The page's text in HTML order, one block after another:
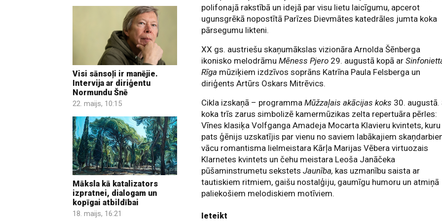
Visi sānsoļi ir manējie.
Intervija ar diriģentu
Normundu Šnē
22. maijs, 10:15
Māksla kā katalizators
izpratnei, dialogam un
kopīgai atbildībai
18. maijs, 16:21
polifonajā rakstībā un idejā par visu lietu laicīgumu, apcerot
ugunsgrēkā nopostītā Parīzes Dievmātes katedrāles jumta koka
pārsegumu likteni.
XX gs. austriešu skaņumākslas vizionāra Arnolda Šēnberga
ikonisko melodrāmuMēness Pjero 29. augustā kopā ar
Rīga mūziķiem izdzīvos soprāns Katrīna Paula Felsberga un
diriģents Artūrs Oskars Mitrēvics.
Cikla izskaņā – programmaMūžzaļais akācijas koks 30. augustā.
koka trīs zarus simbolizē kamermūzikas zelta repertuāra pērles:
Vīnes klasiķa Volfganga Amadeja Mocarta Klavieru kvintets, kuru
pats ģēnijs uzskatījis par vienu no saviem labākajiem
vācu romantisma lielmeistara Kārļa Marijas Vēbera virtuozais
Klarnetes kvintets un čehu meistara Leoša Janāčeka
pūšaminstrumetu sekstetsJaunība, kas uzmanību saista ar
tautiskiem ritmiem, gaišu nostalģiju, gaumīgu humoru un atmiņā
paliekošiem melodiskiem motīviem.
Ieteikt